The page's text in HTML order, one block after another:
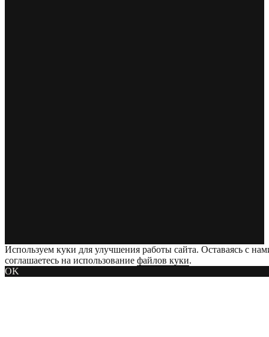
Используем куки для улучшения работы сайта. Оставаясь с
соглашаетесь на использование файлов куки.
OK